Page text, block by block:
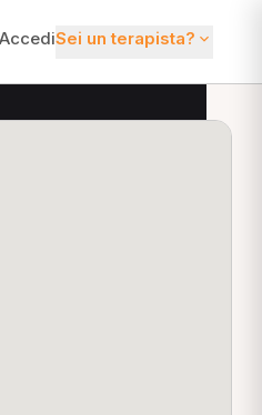
AccediSei un terapista?